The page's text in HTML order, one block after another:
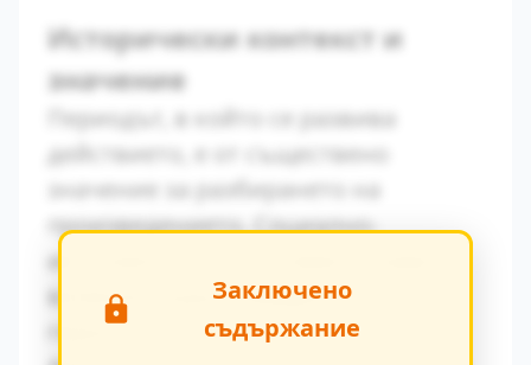
Исторически контекст и
значение
Периодът, в който се развива
действието, е от съществено
значение за разбирането на
произведението. Социално-
икономическите условия оказват
влияние върху поведението на
героите.
Заключено
съдържание